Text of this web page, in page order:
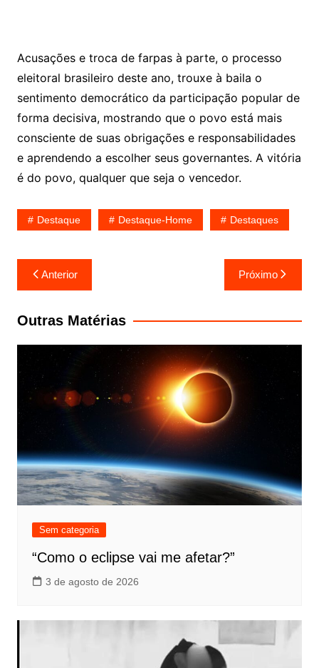
Acusações e troca de farpas à parte, o processo
eleitoral brasileiro deste ano, trouxe à baila o
sentimento democrático da participação popular de
forma decisiva, mostrando que o povo está mais
consciente de suas obrigações e responsabilidades
e aprendendo a escolher seus governantes. A vitória
é do povo, qualquer que seja o vencedor.
Destaque Destaque-Home Destaques
Navegação
de
Post
Anterior Próximo
Outras Matérias
Sem categoria
“Como o eclipse vai me afetar?”
3 de agosto de 2026